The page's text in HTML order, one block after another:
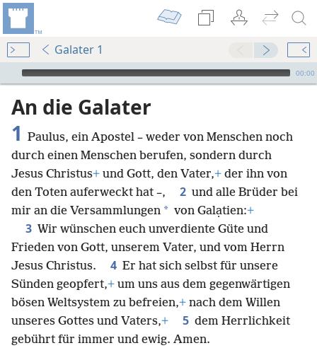
Galater 1
Audio Player
00:00
An die Galater
1 Paulus, ein Apostel – weder von Menschen noch
durch einen Menschen berufen, sondern durch
Jesus Christus+ und Gott, den Vater,+ der ihn von
den Toten auferweckt hat –,
2 und alle Brüder bei
mir an die Versammlungen * von Galạtien:+
3 Wir wünschen euch unverdiente Güte und
Frieden von Gott, unserem Vater, und vom Herrn
Jesus Christus.
4 Er hat sich selbst für unsere
Sünden geopfert,+ um uns aus dem gegenwärtigen
bösen Weltsystem zu befreien,+ nach dem Willen
unseres Gottes und Vaters,+ 5 dem Herrlichkeit
gebührt für immer und ewig. Amen.